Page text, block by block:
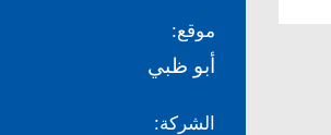
موقع:
أبو ظبي
الشركة: